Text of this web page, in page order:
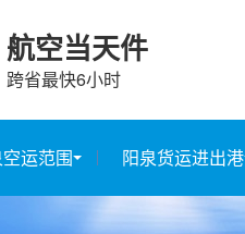
航空当天件
跨省最快6小时
运范围 阳泉货运进出港